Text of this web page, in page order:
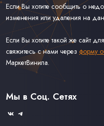
Если Вы хотите сообщить о
изменения или удаления на
Если Вы хотите такой же сайт
свяжитесь с нами через форму
МаркетВинила.
Каталог Винила, CD и Кассет
Доставка и Оплата
Связаться С Нами
Мы в Соц. Сетях